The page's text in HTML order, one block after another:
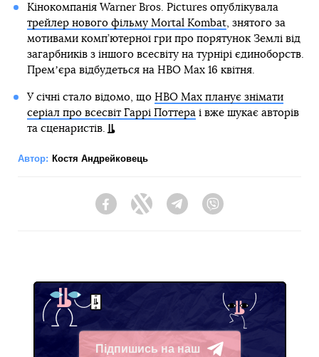
Кінокомпанія Warner Bros. Pictures опублікувала
трейлер нового фільму Mortal Kombat, знятого за
мотивами комп’ютерної гри про порятунок Землі від
загарбників з іншого всесвіту на турнірі єдиноборств.
Премʼєра відбудеться на HBO Max 16 квітня.
У січні стало відомо, що HBO Max планує знімати
серіал про всесвіт Гаррі Поттераі вже шукає авторів
та сценаристів.
Автор: Костя Андрейковець
FacebookTwitter Telegram
Підпишись на наш